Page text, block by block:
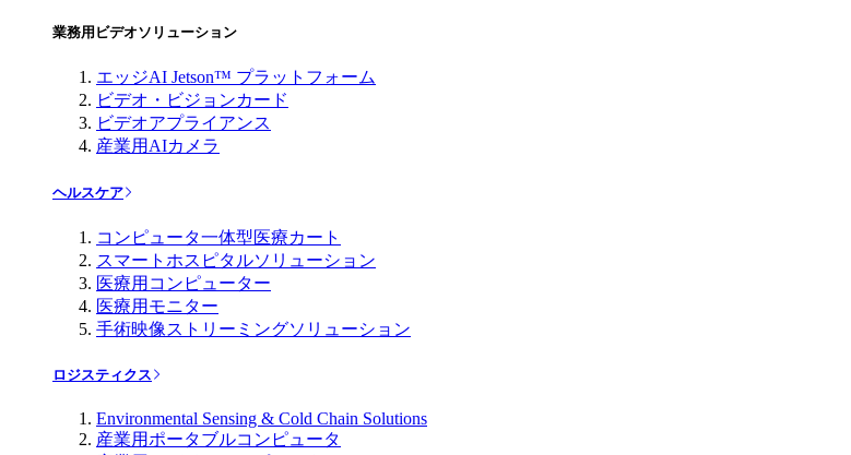
業務用ビデオソリューション
エッジAI Jetson™ プラットフォーム
ビデオ・ビジョンカード
ビデオアプライアンス
産業用AIカメラ
ヘルスケア
コンピュータ一体型医療カート
スマートホスピタルソリューション
医療用コンピューター
医療用モニター
手術映像ストリーミングソリューション
ロジスティクス
Environmental Sensing & Cold Chain Solutions
産業用ポータブルコンピュータ